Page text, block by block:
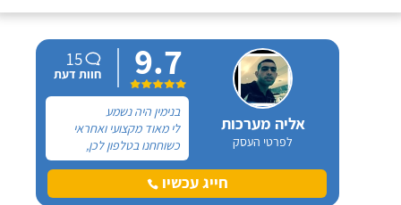
אליה מערכות
לפרטי העסק
9.7
15
חוות דעת
בנימין היה נשמע
לי מאוד מקצועי ואחראי
כשוחחנו בטלפון לכן,
הזמנתי אותו להחלפת דוד
שמש וקולטים בבניין בו אני
גרה והוא אכן נתן שירות
חייג עכשיו